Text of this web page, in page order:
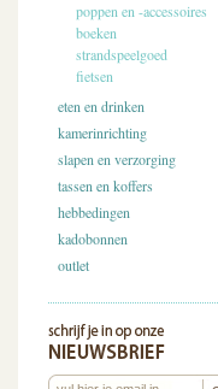
poppen en -accessoires
boeken
strandspeelgoed
fietsen
eten en drinken
kamerinrichting
slapen en verzorging
tassen en koffers
hebbedingen
kadobonnen
outlet